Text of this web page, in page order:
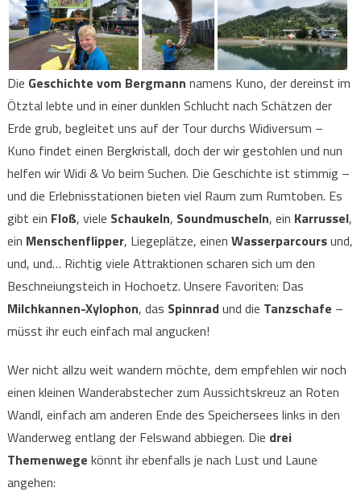
Die Geschichte vom Bergmann namens Kuno, der dereinst im
Ötztal lebte und in einer dunklen Schlucht nach Schätzen der
Erde grub, begleitet uns auf der Tour durchs Widiversum –
Kuno findet einen Bergkristall, doch der wir gestohlen und nun
helfen wir Widi & Vo beim Suchen. Die Geschichte ist stimmig –
und die Erlebnisstationen bieten viel Raum zum Rumtoben. Es
gibt ein Floß, viele Schaukeln, Soundmuscheln, ein Karrussel,
ein Menschenflipper, Liegeplätze, einen Wasserparcoursund,
und, und… Richtig viele Attraktionen scharen sich um den
Beschneiungsteich in Hochoetz. Unsere Favoriten: Das
Milchkannen-Xylophon, das Spinnradund die Tanzschafe –
müsst ihr euch einfach mal angucken!
Wer nicht allzu weit wandern möchte, dem empfehlen wir noch
einen kleinen Wanderabstecher zum Aussichtskreuz an Roten
Wandl, einfach am anderen Ende des Speichersees links in den
Wanderweg entlang der Felswand abbiegen. Die drei
Themenwege könnt ihr ebenfalls je nach Lust und Laune
angehen: